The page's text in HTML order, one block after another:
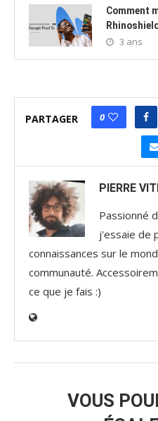
Comment
Rhinoshield
3 ans
PARTAGER 0
PIERRE
Passionné
j'essaie de
connaissances sur le
communauté.
ce que je fais :)
VOUS